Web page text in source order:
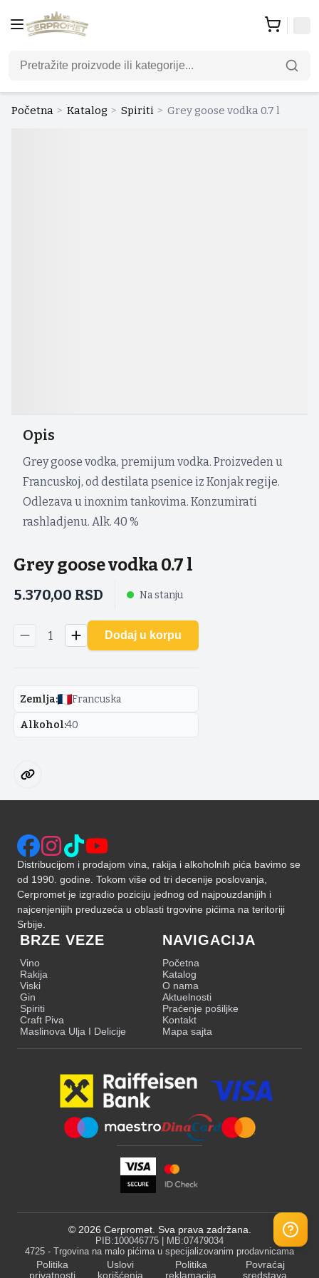
Početna > Katalog > Spiriti > Grey goose vodka 0.7 l
Opis
Grey goose vodka, premijum vodka. Proizveden u
Francuskoj, od destilata psenice iz Konjak regije.
Odlezava u inoxnim tankovima. Konzumirati
rashladjenu. Alk. 40 %
Grey goose vodka 0.7 l
5.370,00 RSD Na stanju
1 Dodaj u korpu
Zemlja: Francuska
Alkohol:40
Distribucijom i prodajom vina, rakija i alkoholnih pića bavimo se
od 1990. godine. Tokom više od tri decenije poslovanja,
Cerpromet je izgradio poziciju jednog od najpouzdanijih i
najcenjenijih preduzeća u oblasti trgovine pićima na teritoriji
Srbije.
BRZE VEZE
Vino
Rakija
Viski
Gin
Spiriti
Craft Piva
Maslinova Ulja I Delicije
NAVIGACIJA
Početna
Katalog
O nama
Aktuelnosti
Praćenje pošiljke
Kontakt
Mapa sajta
© 2026 Cerpromet. Sva prava zadržana.
PIB:100046775 | MB:07479034
4725 - Trgovina na malo pićima u specijalizovanim prodavnicama
Politika
privatnosti
Uslovi
korišćenja
Politika
reklamacija
Povraćaj
sredstava